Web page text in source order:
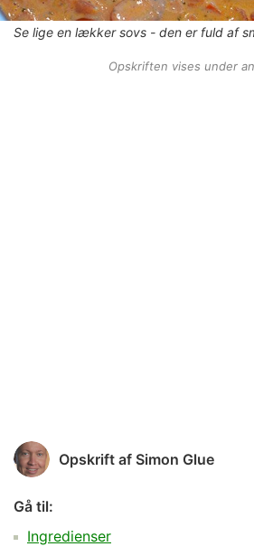
Se lige en lækker sovs - den er fuld af
Opskriften vises under
Opskrift af Simon Glue
Gå til:
Ingredienser